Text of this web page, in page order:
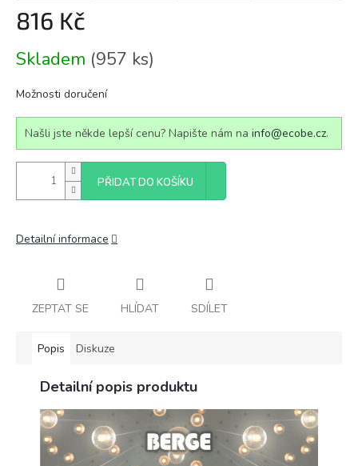
816 Kč
cena:
Skladem (957 ks)
Možnosti doručení
Našli jste někde lepší cenu? Napište nám na info@ecobe.cz.
PŘIDAT DO KOŠÍKU
Detailní informace
ZEPTAT SE HLÍDAT SDÍLET
Popis Diskuze
Detailní popis produktu